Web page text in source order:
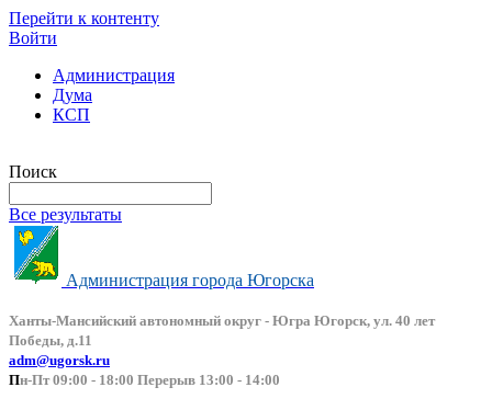
Перейти к контенту
Войти
Администрация
Дума
КСП
Поиск
Все результаты
Администрация города Югорска
Ханты-Мансийский автономный округ - Югра Югорск, ул. 40 лет
Победы, д.11
adm@ugorsk.ru
Пн-Пт 09:00 - 18:00 Перерыв 13:00 - 14:00